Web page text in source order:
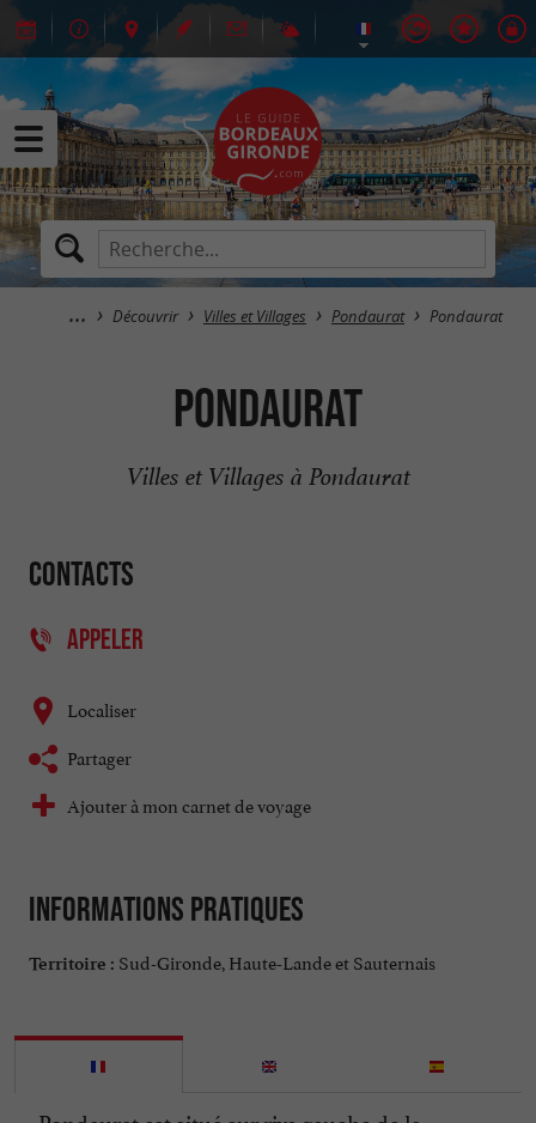
Découvrir Villes et Villages Pondaurat Pondaurat
Pondaurat
Villes et Villages à Pondaurat
Contacts
APPELER
Localiser
Partager
Ajouter à mon carnet de voyage
Informations pratiques
Territoire : Sud-Gironde, Haute-Lande et Sauternais